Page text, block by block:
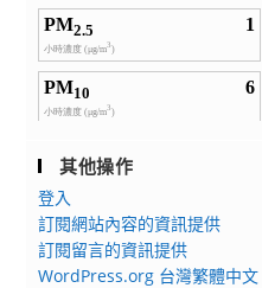
其他操作
登入
訂閱網站內容的資訊提供
訂閱留言的資訊提供
WordPress.org 台灣繁體中文